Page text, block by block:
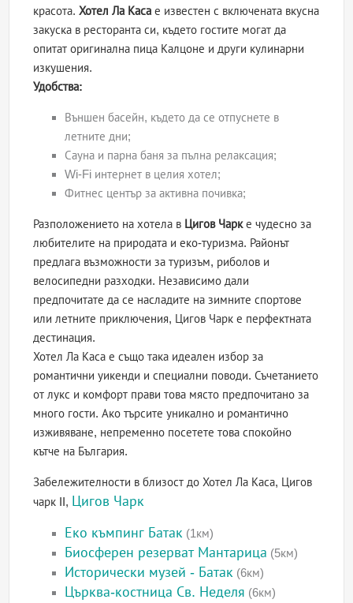
красота.Хотел Ла Каса е известен с включената вкусна
закуска в ресторанта си, където гостите могат да
опитат оригинална пица Калцоне и други кулинарни
изкушения.
Удобства:
Външен басейн, където да се отпуснете в
летните дни;
Сауна и парна баня за пълна релаксация;
Wi-Fi интернет в целия хотел;
Фитнес център за активна почивка;
Разположението на хотела в Цигов Чарке чудесно за
любителите на природата и еко-туризма. Районът
предлага възможности за туризъм, риболов и
велосипедни разходки. Независимо дали
предпочитате да се насладите на зимните спортове
или летните приключения, Цигов Чарк е перфектната
дестинация.
Хотел Ла Каса е също така идеален избор за
романтични уикенди и специални поводи. Съчетанието
от лукс и комфорт прави това място предпочитано за
много гости. Ако търсите уникално и романтично
изживяване, непременно посетете това спокойно
кътче на България.
Забележителности в близост до Хотел Ла Каса, Цигов
чарк II, Цигов Чарк
Еко къмпинг Батак (1км)
Биосферен резерват Мантарица (5км)
Исторически музей - Батак (6км)
Църква-костница Св. Неделя (6км)